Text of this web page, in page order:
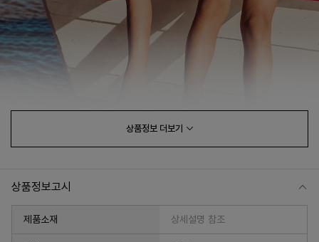
상품정보 더보기
상품정보고시
제품소재 상세설명 참조